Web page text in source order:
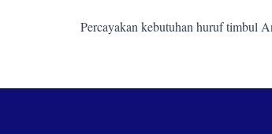
Percayakan kebutuhan huruf timbul